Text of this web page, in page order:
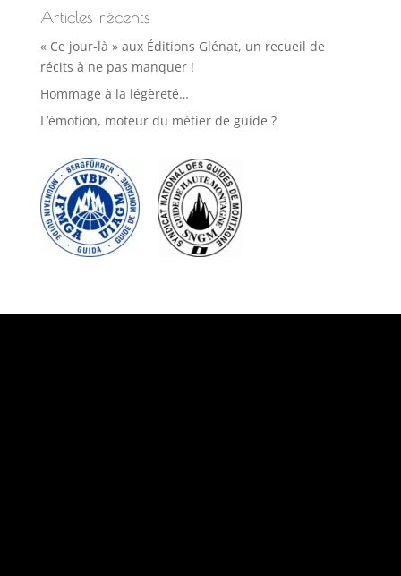
Articles récents
« Ce jour-là » aux Éditions Glénat, un recueil de
récits à ne pas manquer !
Hommage à la légèreté…
L’émotion, moteur du métier de guide ?